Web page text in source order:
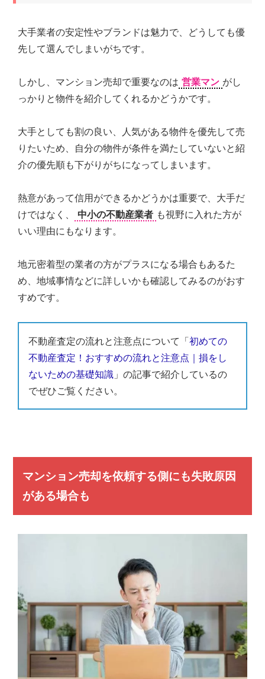
大手業者の安定性やブランドは魅力で、どうしても優
先して選んでしまいがちです。
しかし、マンション売却で重要なのは 営業マン がし
っかりと物件を紹介してくれるかどうかです。
大手としても割の良い、人気がある物件を優先して売
りたいため、自分の物件が条件を満たしていないと紹
介の優先順も下がりがちになってしまいます。
熱意があって信用ができるかどうかは重要で、大手だ
けではなく、
中小の不動産業者 も視野に入れた方が
いい理由にもなります。
地元密着型の業者の方がプラスになる場合もあるた
め、地域事情などに詳しいかも確認してみるのがおす
すめです。
不動産査定の流れと注意点について「初めての
不動産査定！おすすめの流れと注意点｜損をし
ないための基礎知識 」の記事で紹介しているの
でぜひご覧ください。
マンション売却を依頼する側にも失敗原因
がある場合も